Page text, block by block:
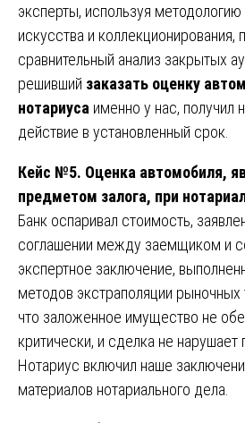
эксперты, используя
искусства и коллекционирования,
сравнительный анализ закрытых
решивший заказать оценку
нотариуса именно у нас, получил
действие в установленный срок.
Кейс №5. Оценка автомобиля,
предметом залога, при
Банк оспаривал стоимость,
соглашении между заемщиком и
экспертное заключение,
методов экстраполяции рыночных
что заложенное имущество не
критически, и сделка не нарушает
Нотариус включил наше
материалов нотариального дела.